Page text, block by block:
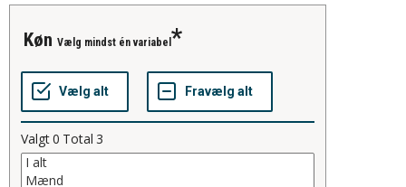
køn Vælg mindst én variabel
Valgt0 Total 3